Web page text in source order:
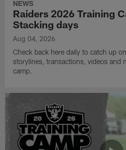
NEWS
Raiders 2026 Training
Stacking days
Aug 04, 2026
Check back here daily to catch up
storylines, transactions, videos and
camp.